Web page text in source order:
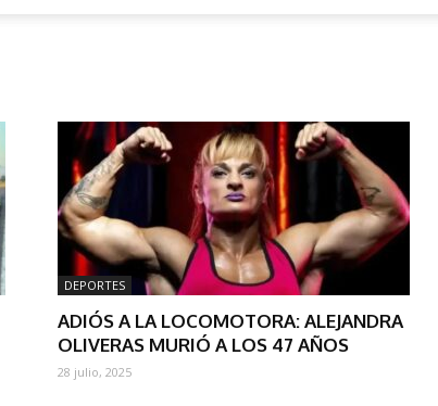
NOTICIAS
DEPORTES
ADIÓS A LA LOCOMOTORA: ALEJANDRA
OLIVERAS MURIÓ A LOS 47 AÑOS
28 julio, 2025